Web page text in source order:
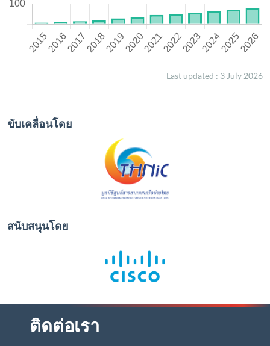
Last updated : 3 July 2026
ขับเคลื่อนโดย
สนับสนุนโดย
ติดต่อเรา